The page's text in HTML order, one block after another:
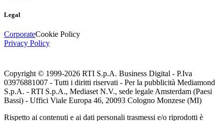
Legal
CorporateCookie Policy
Privacy Policy
Copyright © 1999-2026 RTI S.p.A. Business Digital - P.Iva
03976881007 - Tutti i diritti riservati - Per la pubblicità Mediamond
S.p.A. - RTI S.p.A., Mediaset N.V., sede legale Amsterdam (Paesi
Bassi) - Uffici Viale Europa 46, 20093 Cologno Monzese (MI)
Rispetto ai contenuti e ai dati personali trasmessi e/o riprodotti è